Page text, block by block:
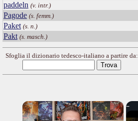
paddeln (v. intr.)
Pagode (s. femm.)
Paket (s. n.)
Pakt (s. masch.)
Sfoglia il dizionario tedesco-italiano a partire da:
×